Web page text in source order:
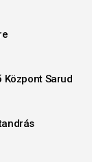
Központ Sarud